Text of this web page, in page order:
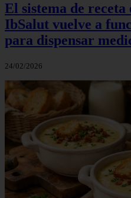
El sistema de
IbSalut vuelve a
para dispensar
24/02/2026